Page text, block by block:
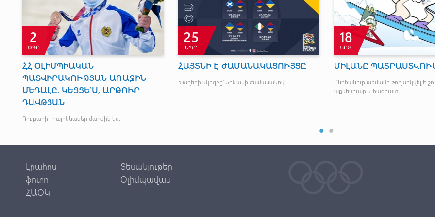
2
ՕԳՈ
ՀՀ ՕԼԻՄՊԻԱԿԱՆ
ՊԱՏՎԻՐԱԿՈՒԹՅԱՆ ԱՌԱՋԻՆ
ՄԵԴԱԼԸ. ԿԵՑՑԵ‛Ս, ԱՐԹՈՒՐ
ԴԱՎԹՅԱՆ
Դու բարի , հայրենասեր մարզիկ ես:
25
ԱՊՐ
ՀԱՅՏՆԻ Է ԺԱՄԱՆԱԿԱՑՈՒՅՑԸ
Խաղերի սկիզբը՝ Երևանի ժամանակով։
18
ՆՈՅ
ՄԻԼԱՆԸ
Ընդհանուր առմամբ թողարկվել է
աքսեսուար և հագուստ:
Լրահոս
Տեսանյութեր
ֆոտո
Օլիմպավան
ՀԱՕԿ